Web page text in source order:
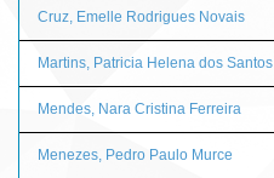
Cruz, Emelle Rodrigues Novais
Martins, Patricia Helena dos Santos
Mendes, Nara Cristina Ferreira
Menezes, Pedro Paulo Murce